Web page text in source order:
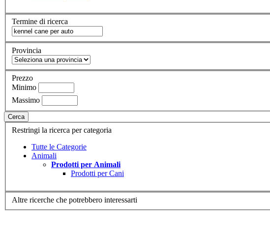
Termine di ricerca
Provincia
Prezzo
Minimo
Massimo
Cerca
Restringi la ricerca per categoria
Tutte le Categorie
Animali
Prodotti per Animali
Prodotti per Cani
Altre ricerche che potrebbero interessarti